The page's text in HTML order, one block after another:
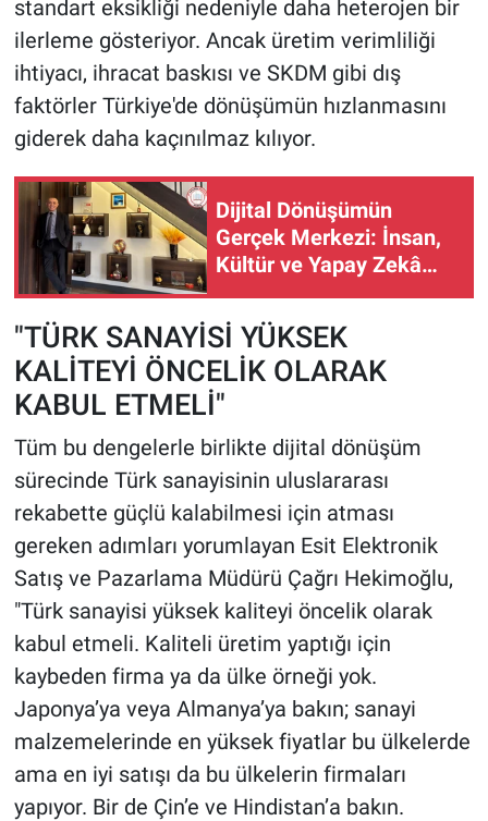
standart eksikliği nedeniyle daha heterojen bir
ilerleme gösteriyor. Ancak üretim verimliliği
ihtiyacı, ihracat baskısı ve SKDM gibi dış
faktörler Türkiye'de dönüşümün hızlanmasını
giderek daha kaçınılmaz kılıyor.
Dijital Dönüşümün
Gerçek Merkezi: İnsan,
Kültür ve Yapay Zekâ
Dengesi
"TÜRK SANAYİSİ YÜKSEK
KALİTEYİ ÖNCELİK OLARAK
KABUL ETMELİ"
Tüm bu dengelerle birlikte dijital dönüşüm
sürecinde Türk sanayisinin uluslararası
rekabette güçlü kalabilmesi için atması
gereken adımları yorumlayan Esit Elektronik
Satış ve Pazarlama Müdürü Çağrı Hekimoğlu,
"Türk sanayisi yüksek kaliteyi öncelik olarak
kabul etmeli. Kaliteli üretim yaptığı için
kaybeden firma ya da ülke örneği yok.
Japonya’ya veya Almanya’ya bakın; sanayi
malzemelerinde en yüksek fiyatlar bu ülkelerde
ama en iyi satışı da bu ülkelerin firmaları
yapıyor. Bir de Çin’e ve Hindistan’a bakın.